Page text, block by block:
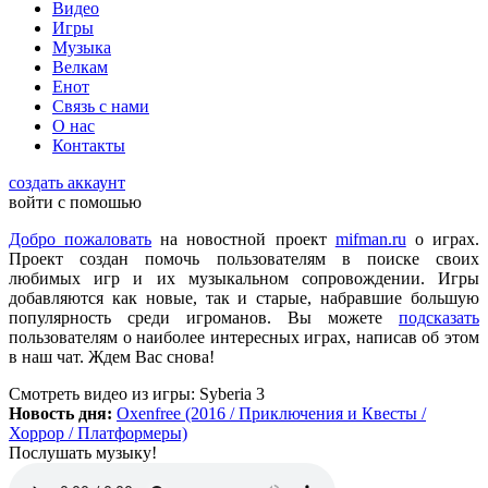
всех категорий людей, которые в той или иной форме
интересуются играми и геймерской индустрией в целом.
ometu:новости для женщин
Mifman:
Обновите, пожалуйста, игру Garry's Mod
Игра обновлена
lexafrog:
Обновите, пожалуйста, игру Garry's Mod. Много
обнов вышло, а на сайте старенькая...
cord: Grisha,
Да, есть такая и даже с дополнительной модификацией
StarCraft Cartooned (мультяшки).
Вот она:StarCraft Remastered
Видео
Игры
Музыка
Велкам
Енот
Связь с нами
О нас
Контакты
создать аккаунт
войти с помошью
Добро пожаловать на новостной проект mifman.ru о играх.
Проект создан помочь пользователям в поиске своих
любимых игр и их музыкальном сопровождении. Игры
добавляются как новые, так и старые, набравшие большую
популярность среди игроманов. Вы можете подсказать
пользователям о наиболее интересных играх, написав об этом
в наш чат. Ждем Вас снова!
Смотреть видео из игры: Syberia 3
Новость дня: Oxenfree (2016 / Приключения и Квесты /
Хоррор / Платформеры)
Послушать музыку!